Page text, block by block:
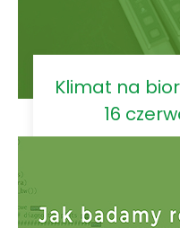
Klimat na
16